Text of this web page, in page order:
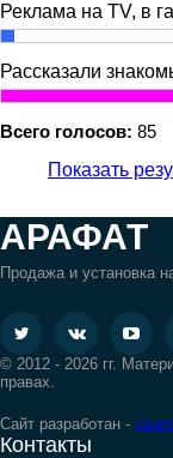
Реклама на TV, в
Рассказали
Всего голосов: 85
Показать
АРАФАТ
Продажа и установка
© 2012 - 2026 гг.
правах.
Сайт разработан -
Контакты